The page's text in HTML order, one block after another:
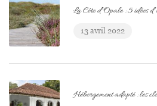
La Côte d’Opale : 5 idées
13 avril 2022
Hébergement adapté : les